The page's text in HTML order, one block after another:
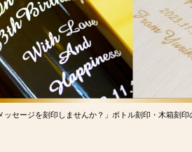
ッセージを刻印しませんか？」ボトル刻印・木箱刻